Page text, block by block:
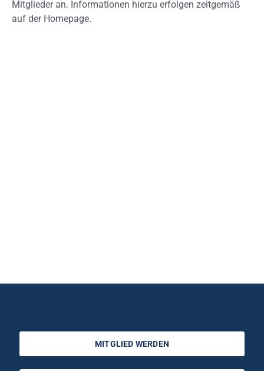
Mitglieder an. Informationen hierzu erfolgen zeitgemäß
auf der Homepage.
MITGLIED WERDEN